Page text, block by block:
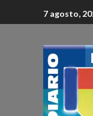
7 agosto,